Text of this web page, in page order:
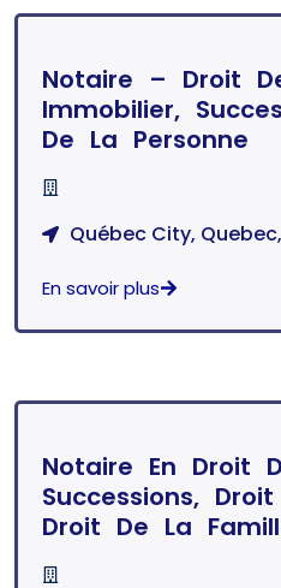
Notaire – Droit
Immobilier,
De La Personne
Québec City,
En savoir plus
Notaire En Droit
Successions,
Droit De La